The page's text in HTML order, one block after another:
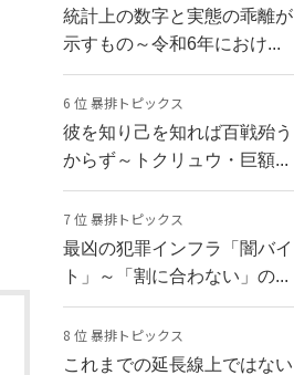
統計上の数字と実態の乖離が
示すもの～令和6年におけ...
6 位 暴排トピックス
彼を知り己を知れば百戦殆う
からず～トクリュウ・巨額...
7 位 暴排トピックス
最凶の犯罪インフラ「闇バイ
ト」～「割に合わない」の...
8 位 暴排トピックス
これまでの延長線上ではない